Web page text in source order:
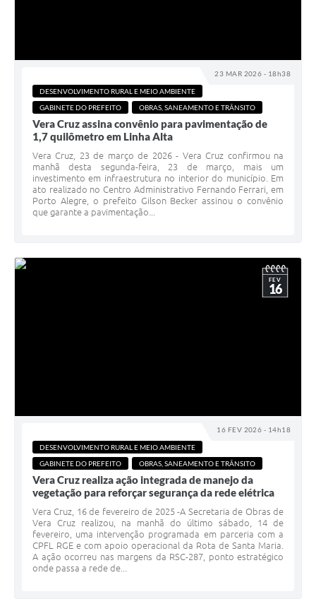
23 MAR 2026 - 18h38
DESENVOLVIMENTO RURAL E MEIO AMBIENTE
GABINETE DO PREFEITO
OBRAS, SANEAMENTO E TRÂNSITO
Vera Cruz assina convênio para pavimentação de
1,7 quilômetro em Linha Alta
Vera Cruz, 23 de março de 2026 - Vera Cruz confirmou na
manhã desta segunda-feira, 23 de março, mais um
investimento em infraestrutura no interior do município. Em
ato realizado no Centro Administrativo Fernando Ferrari, em
Porto Alegre, o prefeito Gilson Becker assinou o convênio
que garante a pavimentação...
16 FEV 2026 - 14h18
FEV
16
DESENVOLVIMENTO RURAL E MEIO AMBIENTE
GABINETE DO PREFEITO
OBRAS, SANEAMENTO E TRÂNSITO
Vera Cruz realiza ação integrada de manejo da
vegetação para reforçar segurança da rede elétrica
Vera Cruz, 16 de fevereiro de 2025 -A Secretaria de Obras de
Vera Cruz realizou, na manhã do último sábado, 14 de
fevereiro, uma intervenção programada em parceria com a
CPFL RGE e com apoio operacional da Rota de Santa Maria.
A ação ocorreu nas margens da RSC-287, ponto estratégico
onde passa a rede de...